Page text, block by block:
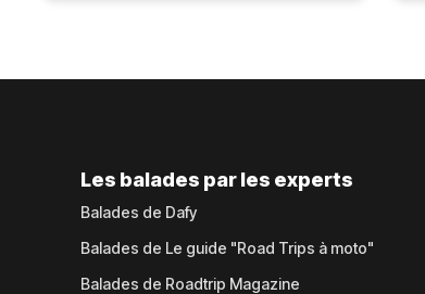
Les balades par les experts
Balades de Dafy
Balades de Le guide "Road Trips à moto"
Balades de Roadtrip Magazine